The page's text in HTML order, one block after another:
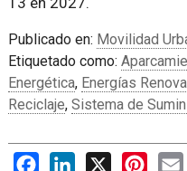
Publicado en: Movilidad
Etiquetado como:
Energética, Energías
Reciclaje, Sistema de
FacebookLinkedIn